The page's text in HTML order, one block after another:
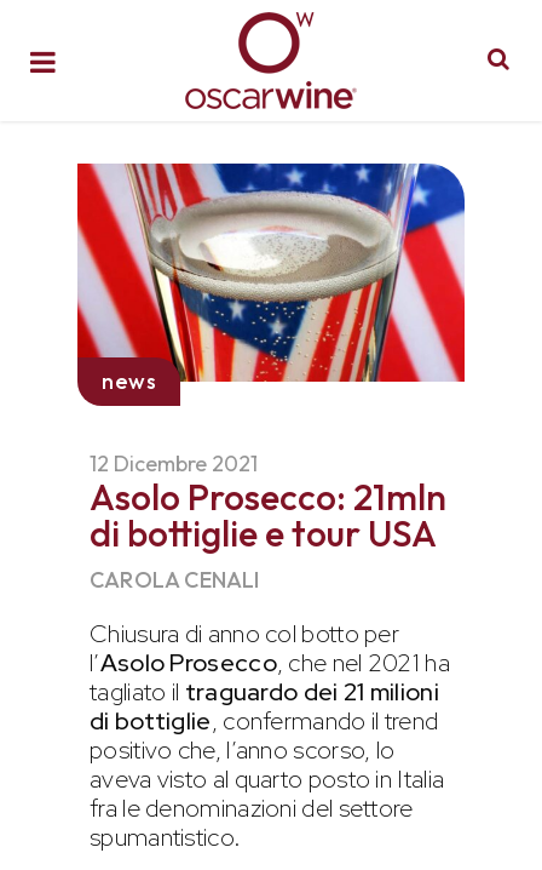
news
12 Dicembre 2021
Asolo Prosecco: 21mln
di bottiglie e tour USA
CAROLA CENALI
Chiusura di anno col botto per
l’Asolo Prosecco, che nel 2021 ha
tagliato il traguardo dei 21 milioni
di bottiglie, confermando il trend
positivo che, l’anno scorso, lo
aveva visto al quarto posto in Italia
fra le denominazioni del settore
spumantistico.